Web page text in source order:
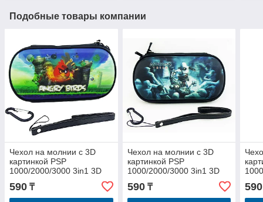
Подобные товары компании
Чехол на молнии с 3D
картинкой PSP
1000/2000/3000 3in1 3D
picture, Angry Birds
590 ₸
Чехол на молнии с 3D
картинкой PSP
1000/2000/3000 3in1 3D
picture, Assassins Creed
590₸ 590